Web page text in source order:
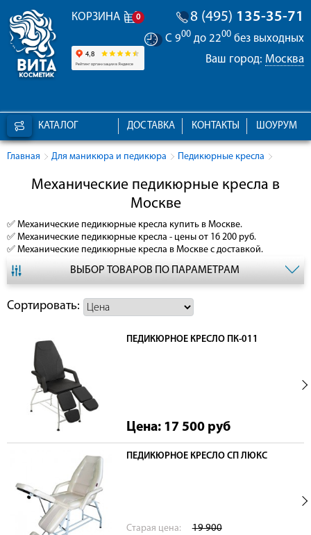
КОРЗИНА 0 8 (495) 135-35-71
С 900 до 2200 без выходных
Ваш город: Москва
КАТАЛОГ ШОУРУМ
КОНТАКТЫ
ДОСТАВКА
Главная Для маникюра и педикюра Педикюрные кресла
Механические педикюрные кресла в
Москве
✅ Механические педикюрные кресла купить в Москве.
✅ Механические педикюрные кресла - цены от 16 200 руб.
✅ Механические педикюрные кресла в Москве с доставкой.
ВЫБОР ТОВАРОВ ПО ПАРАМЕТРАМ
Сортировать:
ПЕДИКЮРНОЕ КРЕСЛО ПК-011
Цена: 17 500 руб
ПЕДИКЮРНОЕ КРЕСЛО СП ЛЮКС
Cтарая цена:
19 900